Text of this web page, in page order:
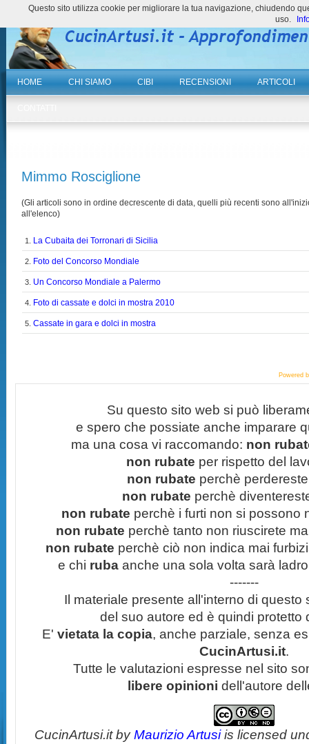
HOME CHI SIAMO CIBI RECENSIONI ARTICOLI
Mimmo Rosciglione
(Gli articoli sono in ordine decrescente di data, quelli più recenti sono
all'elenco)
1. La Cubaita dei Torronari di Sicilia
2. Foto del Concorso Mondiale
3. Un Concorso Mondiale a Palermo
4. Foto di cassate e dolci in mostra 2010
5.Cassate in gara e dolci in mostra
Powered
Su questo sito web si può
e spero che possiate anche imparare
ma una cosa vi raccomando: non
non rubate per rispetto del
non rubate perchè
non rubate perchè
non rubate perchè i furti non si possono
non rubate perchè tanto non riuscirete
non rubate perchè ciò non indica mai
e chi ruba anche una sola volta sarà
-------
Il materiale presente all'interno di questo
del suo autore ed è quindi protetto
E' vietata la copia, anche parziale, senza
CucinArtusi.it.
Tutte le valutazioni espresse nel sito
libere opinioni dell'autore
CucinArtusi.itbyMaurizio Artusiis licensed
Questo sito utilizza cookie per migliorare la tua navigazione, chiudendo
uso.